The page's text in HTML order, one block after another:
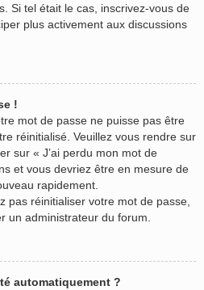
Si tel était le cas, inscrivez-vous de
plus activement aux discussions
!
mot de passe ne puisse pas être
réinitialisé. Veuillez vous rendre sur
sur « J’ai perdu mon mot de
et vous devriez être en mesure de
rapidement.
pas réinitialiser votre mot de passe,
un administrateur du forum.
automatiquement ?